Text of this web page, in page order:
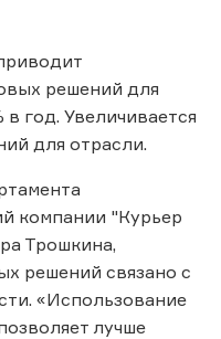
решений для
в год. Увеличивается
для отрасли.
компании "Курьер
Трошкина,
решений связано с
«Использование
лучше